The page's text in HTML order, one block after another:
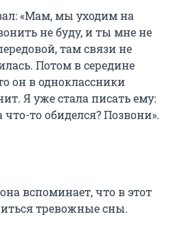
«Мам, мы уходим на
не буду, и ты мне не
там связи не
Потом в середине
он в одноклассники
Я уже стала писать ему:
то обиделся? Позвони».
вспоминает, что в этот
тревожные сны.